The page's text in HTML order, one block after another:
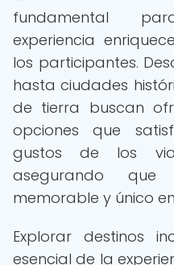
fundamental
experiencia
los participantes.
hasta ciudades
de tierra buscan
opciones que
gustos de los
asegurando
memorable y único
Explorar destinos
esencial de la